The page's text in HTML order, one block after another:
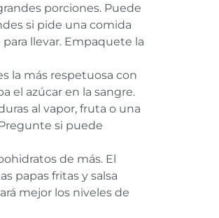
porciones. Puede
si pide una comida
llevar. Empaquete la
la más respetuosa con
el azúcar en la sangre.
al vapor, fruta o una
si puede
de más. El
papas fritas y salsa
mejor los niveles de